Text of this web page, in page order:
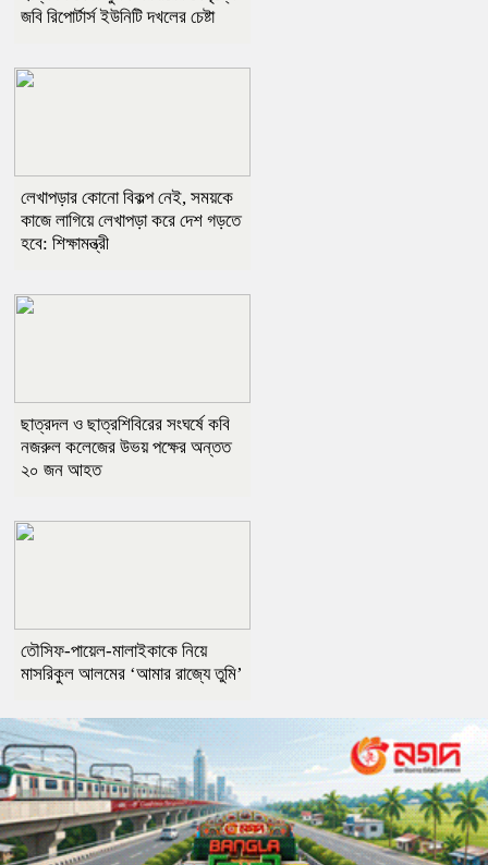
জবি রিপোর্টার্স ইউনিটি দখলের চেষ্টা
লেখাপড়ার কোনো বিকল্প নেই, সময়কে
কাজে লাগিয়ে লেখাপড়া করে দেশ গড়তে
হবে: শিক্ষামন্ত্রী
ছাত্রদল ও ছাত্রশিবিরের সংঘর্ষে কবি
নজরুল কলেজের উভয় পক্ষের অন্তত
২০ জন আহত
তৌসিফ-পায়েল-মালাইকাকে নিয়ে
মাসরিকুল আলমের ‘আমার রাজ্যে তুমি’